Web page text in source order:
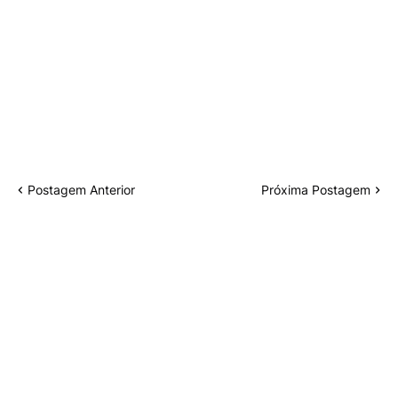
Postagem Anterior Próxima Postagem